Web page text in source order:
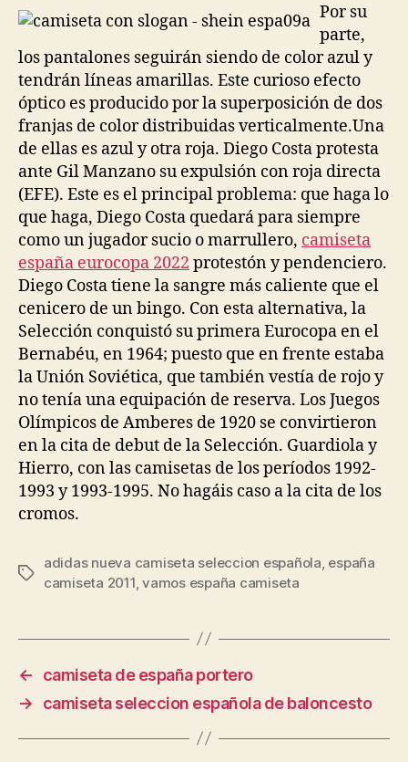
Por su
parte,
los pantalones seguirán siendo de color azul y
tendrán líneas amarillas. Este curioso efecto
óptico es producido por la superposición de dos
franjas de color distribuidas verticalmente.Una
de ellas es azul y otra roja. Diego Costa protesta
ante Gil Manzano su expulsión con roja directa
(EFE). Este es el principal problema: que haga lo
que haga, Diego Costa quedará para siempre
como un jugador sucio o marrullero, camiseta
españa eurocopa 2022 protestón y pendenciero.
Diego Costa tiene la sangre más caliente que el
cenicero de un bingo. Con esta alternativa, la
Selección conquistó su primera Eurocopa en el
Bernabéu, en 1964; puesto que en frente estaba
la Unión Soviética, que también vestía de rojo y
no tenía una equipación de reserva. Los Juegos
Olímpicos de Amberes de 1920 se convirtieron
en la cita de debut de la Selección. Guardiola y
Hierro, con las camisetas de los períodos 1992-
1993 y 1993-1995. No hagáis caso a la cita de los
cromos.
Etiquetas
adidas nueva camiseta seleccion española españa
camiseta 2011 ,vamos españa camiseta
←
camiseta de españa portero
→
camiseta seleccion española de baloncesto